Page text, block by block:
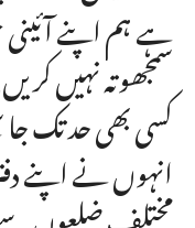
ہے ہم اپنے
سمجھوتہ نہیں
کسی بھی حد تک
انہوں نے اپنے